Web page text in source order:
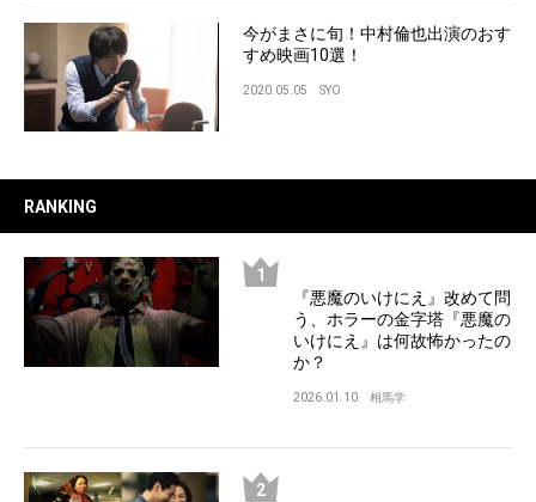
今がまさに旬！中村倫也出演のおす
すめ映画10選！
2020.05.05 SYO
RANKING
『悪魔のいけにえ』改めて問
う、ホラーの金字塔『悪魔の
いけにえ』は何故怖かったの
か？
2026.01.10 相馬学